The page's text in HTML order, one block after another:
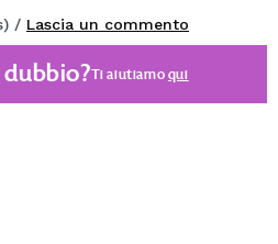
/ Lascia un commento
Ti aiutiamoqui